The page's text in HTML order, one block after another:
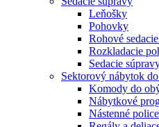
Leňošky
Pohovky
Rohové
Rozkladacie
Sedacie
Sektorový nábytok
Komody do
Nábytkové
Nástenné police